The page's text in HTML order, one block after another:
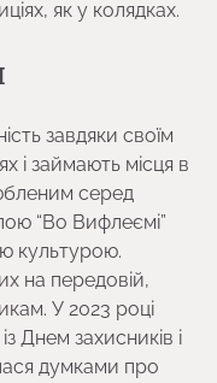
як у колядках.
завдяки своїм
і займають місця в
серед
“Во Вифлеємі”
культурою.
на передовій,
У 2023 році
Днем захисників і
думками про